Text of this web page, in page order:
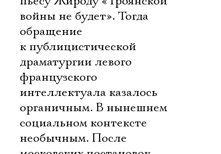
войны не будет». Тогда
обращение
к публицистической
драматургии левого
французского
интеллектуала казалось
органичным. В нынешнем
социальном контексте 
необычным. После